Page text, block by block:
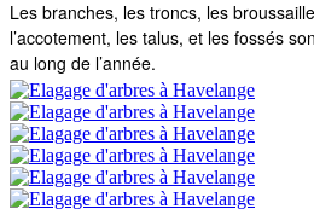
Les branches, les troncs, les
l’accotement, les talus, et les fossés
au long de l’année.